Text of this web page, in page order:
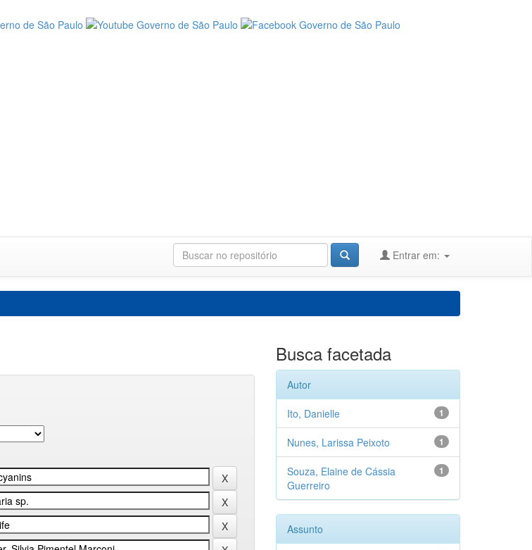
Entrar em:
Busca facetada
Autor
1
Ito, Danielle
1
Nunes, Larissa Peixoto
1
Souza, Elaine de Cássia
Guerreiro
Assunto